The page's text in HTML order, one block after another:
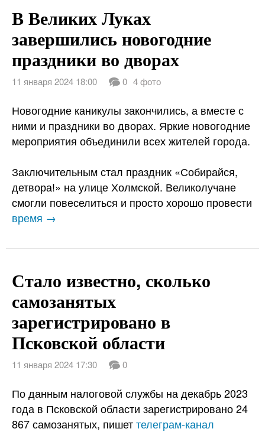
В Великих Луках
завершились новогодние
праздники во дворах
11 января 2024 18:00 0 4 фото
Новогодние каникулы закончились, а вместе с
ними и праздники во дворах. Яркие новогодние
мероприятия объединили всех жителей города.
Заключительным стал праздник «Собирайся,
детвора!» на улице Холмской. Великолучане
смогли повеселиться и просто хорошо провести
время →
Стало известно, сколько
самозанятых
зарегистрировано в
Псковской области
11 января 2024 17:30 0
По данным налоговой службы на декабрь 2023
года в Псковской области зарегистрировано 24
867 самозанятых, пишеттелеграм-канал